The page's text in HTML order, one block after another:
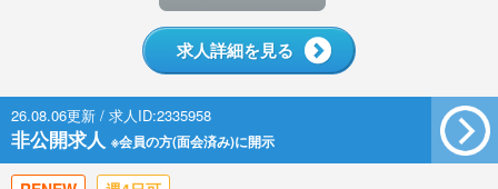
求人詳細を見る
26.08.06更新 / 求人ID:2335958
非公開求人 ※会員の方(面会済み)に開示